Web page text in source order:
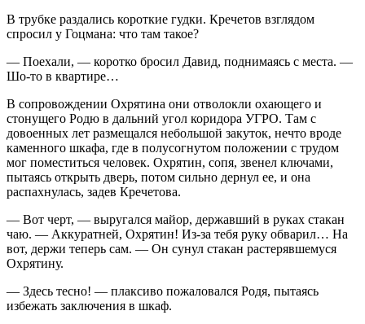
В трубке раздались короткие гудки. Кречетов взглядом
спросил у Гоцмана: что там такое?
— Поехали, — коротко бросил Давид, поднимаясь с места. —
Шо-то в квартире…
В сопровождении Охрятина они отволокли охающего и
стонущего Родю в дальний угол коридора УГРО. Там с
довоенных лет размещался небольшой закуток, нечто вроде
каменного шкафа, где в полусогнутом положении с трудом
мог поместиться человек. Охрятин, сопя, звенел ключами,
пытаясь открыть дверь, потом сильно дернул ее, и она
распахнулась, задев Кречетова.
— Вот черт, — выругался майор, державший в руках стакан
чаю. — Аккуратней, Охрятин! Из-за тебя руку обварил… На
вот, держи теперь сам. — Он сунул стакан растерявшемуся
Охрятину.
— Здесь тесно! — плаксиво пожаловался Родя, пытаясь
избежать заключения в шкаф.